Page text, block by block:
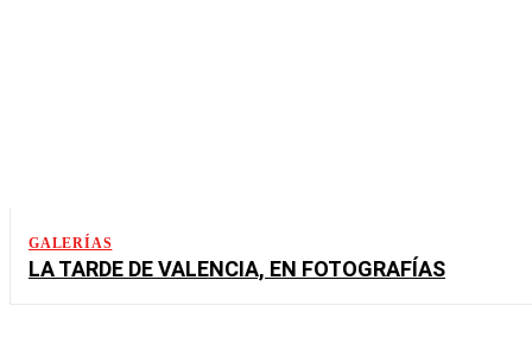
GALERÍAS
LA TARDE DE VALENCIA, EN FOTOGRAFÍAS